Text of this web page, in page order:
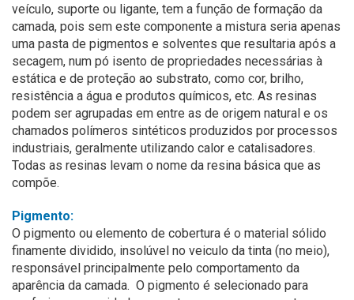
veículo, suporte ou ligante, tem a função de formação da
camada, pois sem este componente a mistura seria apenas
uma pasta de pigmentos e solventes que resultaria após a
secagem, num pó isento de propriedades necessárias à
estática e de proteção ao substrato, como cor, brilho,
resistência a água e produtos químicos, etc. As resinas
podem ser agrupadas em entre as de origem natural e os
chamados polímeros sintéticos produzidos por processos
industriais, geralmente utilizando calor e catalisadores.
Todas as resinas levam o nome da resina básica que as
compõe.
Pigmento:
O pigmento ou elemento de cobertura é o material sólido
finamente dividido, insolúvel no veiculo da tinta (no meio),
responsável principalmente pelo comportamento da
aparência da camada. O pigmento é selecionado para